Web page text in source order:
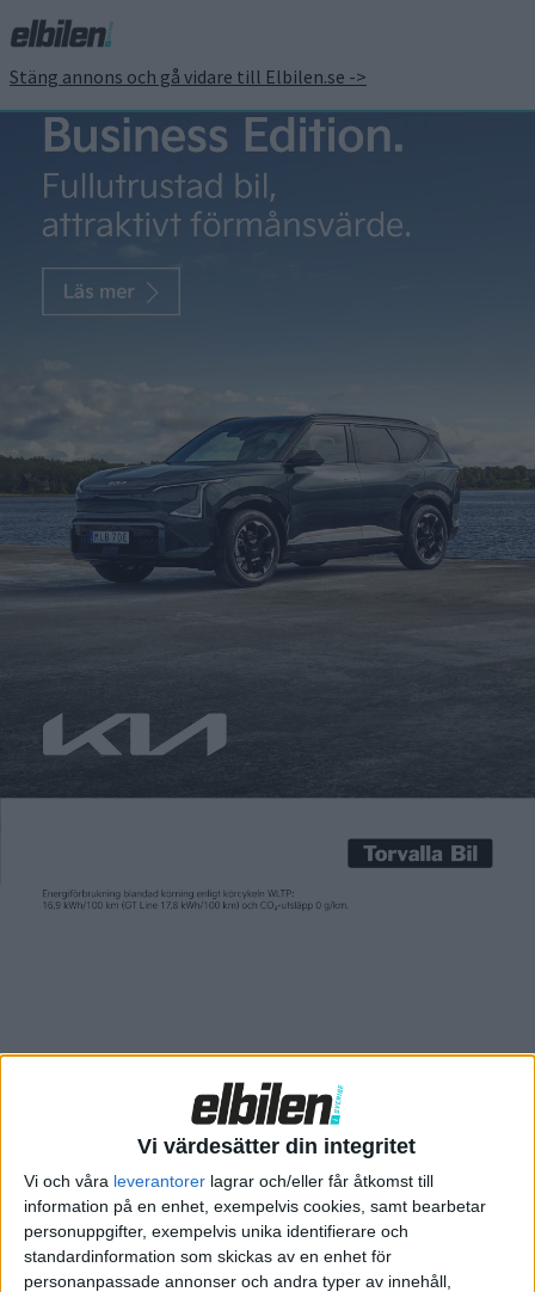
Vi värdesätter din integritet
Vi och våra leverantorer lagrar och/eller får åtkomst till
information på en enhet, exempelvis cookies, samt bearbetar
personuppgifter, exempelvis unika identifierare och
standardinformation som skickas av en enhet för
personanpassade annonser och andra typer av innehåll,
Stäng annons och gå vidare till Elbilen.se ->
Sverige blir testmarknad
för Volkswagens nya
affärsmodell med elbilar
Carl Undéhn
ha en Polestar eller Volvo kan också klicka hem den från soffan.
Nu ska också stora Volkswagengruppen i Sverige delvis börja
Direktförsäljning till kund via nätet blir allt vanligare inom
bilindustrin. Tesla har alltid använt sig av det och den som vill
Återförsäljarna runt i landet ska i framtiden bli agenter som
visar bilar och erbjuder provkörning. När kunden bestämt sig
levereras bilen till återförsäljaren från ett centralt lager som
Volkswagen Group Sverige ska hålla. Köpprocessen ska delvis
bli möjlig online, men framför allt handlar det om att möta
dagens kunder som läst på mycket på nätet innan de kommer
till bilhallen.